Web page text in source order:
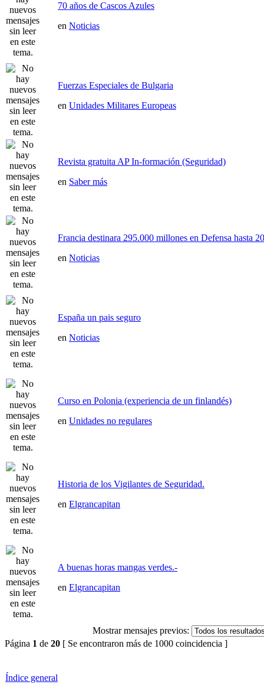
70 años de Cascos Azules
en Noticias
Fuerzas Especiales de Bulgaria
en Unidades Militares Europeas
Revista gratuita AP In-formación (Seguridad)
en Saber más
Francia destinara 295.000 millones en Defensa hasta
en Noticias
España un pais seguro
en Noticias
Curso en Polonia (experiencia de un finlandés)
en Unidades no regulares
Historia de los Vigilantes de Seguridad.
en Elgrancapitan
A buenas horas mangas verdes.-
en Elgrancapitan
Mostrar mensajes previos:
Página 1 de 20 [ Se encontraron más de 1000 coincidencia ]
Índice general